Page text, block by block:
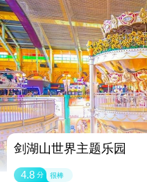
剑湖山世界主题乐园
4.8 分 很棒
